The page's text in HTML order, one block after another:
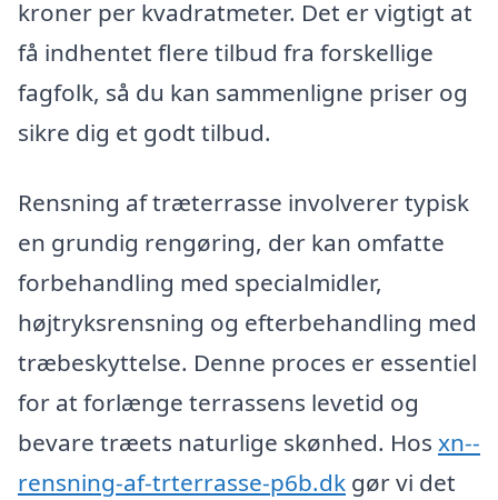
kroner per kvadratmeter. Det er vigtigt at
få indhentet flere tilbud fra forskellige
fagfolk, så du kan sammenligne priser og
sikre dig et godt tilbud.
Rensning af træterrasse involverer typisk
en grundig rengøring, der kan omfatte
forbehandling med specialmidler,
højtryksrensning og efterbehandling med
træbeskyttelse. Denne proces er essentiel
for at forlænge terrassens levetid og
bevare træets naturlige skønhed. Hos xn--
rensning-af-trterrasse-p6b.dk gør vi det